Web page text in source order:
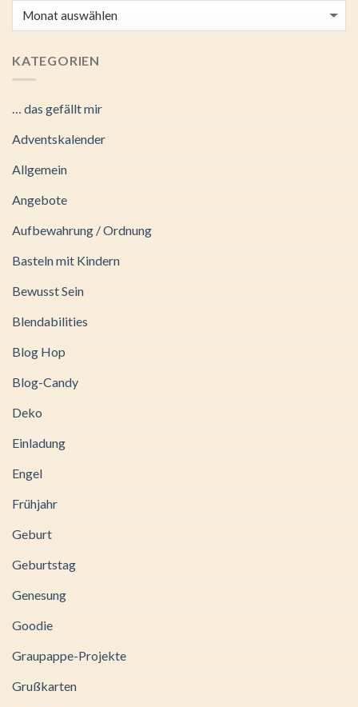
Archiv
KATEGORIEN
… das gefällt mir
Adventskalender
Allgemein
Angebote
Aufbewahrung / Ordnung
Basteln mit Kindern
Bewusst Sein
Blendabilities
Blog Hop
Blog-Candy
Deko
Einladung
Engel
Frühjahr
Geburt
Geburtstag
Genesung
Goodie
Graupappe-Projekte
Grußkarten